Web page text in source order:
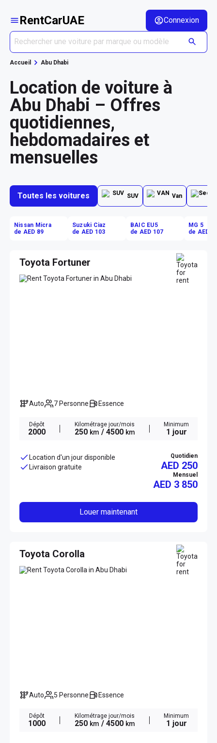
RentCarUAE Connexion
Accueil Abu Dhabi
Location de voiture à
Abu Dhabi – Offres
quotidiennes,
hebdomadaires et
mensuelles
Toutes les voitures SUV Van
Nissan Micra
de AED 89
Suzuki Ciaz
de AED 103
BAIC EU5
de AED 107
MG 5
de AED
Toyota Fortuner
Auto 7 Personne Essence
Dépôt
2000
Kilométrage jour/mois
250 km / 4500 km
Minimum
1 jour
Location d'un jour disponible
Livraison gratuite
Quotidien
AED 250
Mensuel
AED 3 850
Louer maintenant
Toyota Corolla
Auto 5 Personne Essence
Dépôt
1000
Kilométrage jour/mois
250 km / 4500 km
Minimum
1 jour